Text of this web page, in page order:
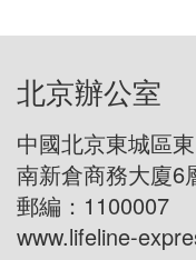
北京辦公室
中國北京東城區
南新倉商務大廈6
郵編：1100007
www.lifeline-